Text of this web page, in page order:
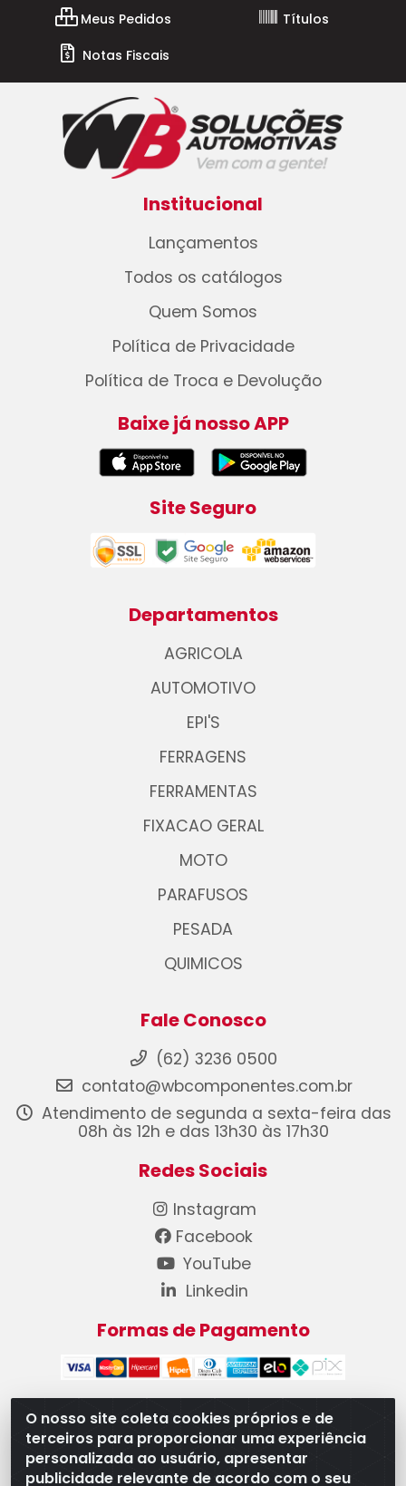
O nosso site coleta cookies próprios e de
terceiros para proporcionar uma experiência
personalizada ao usuário, apresentar
publicidade relevante de acordo com o seu
Meus Pedidos
Títulos
Notas Fiscais
Institucional
Lançamentos
Todos os catálogos
Quem Somos
Política de Privacidade
Política de Troca e Devolução
Baixe já nosso APP
Site Seguro
Departamentos
AGRICOLA
AUTOMOTIVO
EPI'S
FERRAGENS
FERRAMENTAS
FIXACAO GERAL
MOTO
PARAFUSOS
PESADA
QUIMICOS
Fale Conosco
(62) 3236 0500
contato@wbcomponentes.com.br
Atendimento de segunda a sexta-feira das
08h às 12h e das 13h30 às 17h30
Redes Sociais
Instagram
Facebook
YouTube
Linkedin
Formas de Pagamento
WB Componentes Automotivos LTDA - CNPJ
08.528.393/0001-12 - Rua do Níquel, 667 - Parque
Oeste Industrial, Goiânia/GO - CEP 74375-660